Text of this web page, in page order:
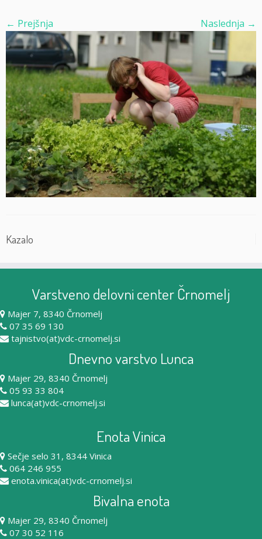
← Prejšnja Naslednja →
Kazalo
Varstveno delovni center Črnomelj
Majer 7, 8340 Črnomelj
07 35 69 130
tajnistvo(at)vdc-crnomelj.si
Dnevno varstvo Lunca
Majer 29, 8340 Črnomelj
05 93 33 804
lunca(at)vdc-crnomelj.si
Enota Vinica
Sečje selo 31, 8344 Vinica
064 246 955
enota.vinica(at)vdc-crnomelj.si
Bivalna enota
Majer 29, 8340 Črnomelj
07 30 52 116